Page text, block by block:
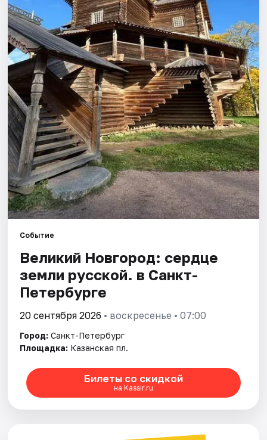
Города
Площадки
Артисты
Рейтинги
Событие
Великий Новгород: сердце
земли русской. в Санкт-
Петербурге
20 сентября 2026 • воскресенье • 07:00
Город: Санкт-Петербург
Площадка: Казанская пл.
Билеты со скидкой
на Kassir.ru